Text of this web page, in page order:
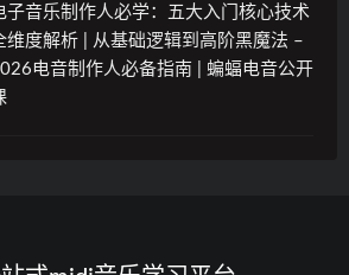
子音乐制作人必学：五大入门核心技术
维度解析 | 从基础逻辑到高阶黑魔法 –
电音制作人必备指南 | 蝙蝠电音公开